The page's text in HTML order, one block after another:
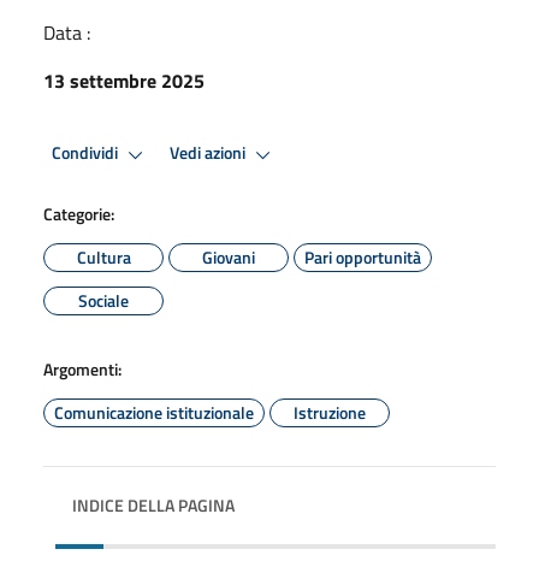
Data :
13 settembre 2025
Condividi Vedi azioni
Categorie:
Cultura
Giovani
Pari opportunità
Sociale
Argomenti:
Comunicazione istituzionale
Istruzione
INDICE DELLA PAGINA